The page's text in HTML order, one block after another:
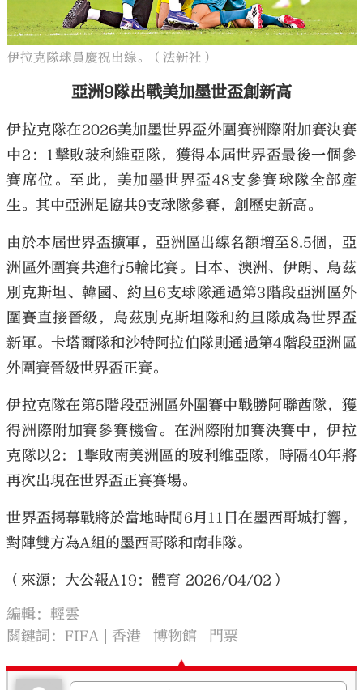
伊拉克隊球員慶祝出線。（法新社）
亞洲9隊出戰美加墨世盃創新高
伊拉克隊在2026美加墨世界盃外圍賽洲際附加賽決賽
中2：1擊敗玻利維亞隊，獲得本屆世界盃最後一個參
賽席位。至此，美加墨世界盃48支參賽球隊全部產
生。其中亞洲足協共9支球隊參賽，創歷史新高。
由於本屆世界盃擴軍，亞洲區出線名額增至8.5個，亞
洲區外圍賽共進行5輪比賽。日本、澳洲、伊朗、烏茲
別克斯坦、韓國、約旦6支球隊通過第3階段亞洲區外
圍賽直接晉級，烏茲別克斯坦隊和約旦隊成為世界盃
新軍。卡塔爾隊和沙特阿拉伯隊則通過第4階段亞洲區
外圍賽晉級世界盃正賽。
伊拉克隊在第5階段亞洲區外圍賽中戰勝阿聯酋隊，獲
得洲際附加賽參賽機會。在洲際附加賽決賽中，伊拉
克隊以2：1擊敗南美洲區的玻利維亞隊，時隔40年將
再次出現在世界盃正賽賽場。
世界盃揭幕戰將於當地時間6月11日在墨西哥城打響，
對陣雙方為A組的墨西哥隊和南非隊。
（來源：大公報A19：體育 2026/04/02）
編輯：輕雲
關鍵詞：FIFA 香港 博物館 門票